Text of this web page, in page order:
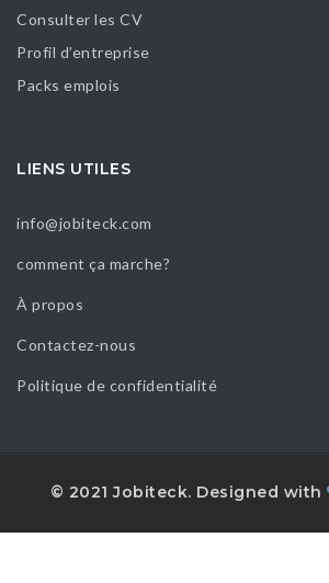
Consulter les CV
Profil d’entreprise
Packs emplois
LIENS UTILES
info@jobiteck.com
comment ça marche?
À propos
Contactez-nous
Politique de confidentialité
© 2021 Jobiteck. Designed with